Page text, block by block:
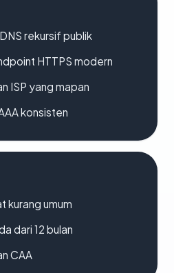
rekursif publik
HTTPS modern
ISP yang mapan
konsisten
kurang umum
dari 12 bulan
CAA